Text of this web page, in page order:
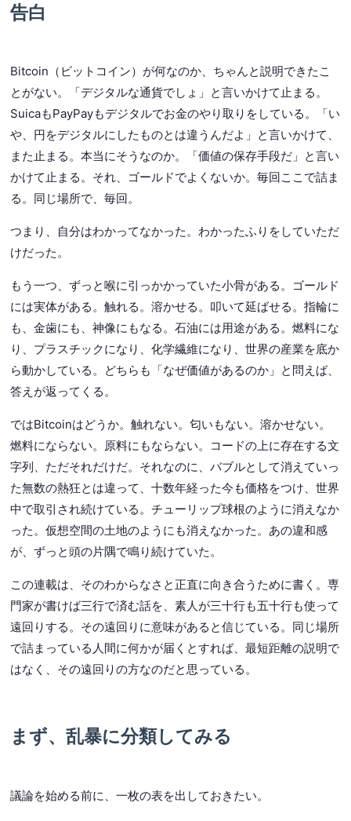
告白
Bitcoin（ビットコイン）が何なのか、ちゃんと説明できたこ
とがない。「デジタルな通貨でしょ」と言いかけて止まる。
SuicaもPayPayもデジタルでお金のやり取りをしている。「い
や、円をデジタルにしたものとは違うんだよ」と言いかけて、
また止まる。本当にそうなのか。「価値の保存手段だ」と言い
かけて止まる。それ、ゴールドでよくないか。毎回ここで詰ま
る。同じ場所で、毎回。
つまり、自分はわかってなかった。わかったふりをしていただ
けだった。
もう一つ、ずっと喉に引っかかっていた小骨がある。ゴールド
には実体がある。触れる。溶かせる。叩いて延ばせる。指輪に
も、金歯にも、神像にもなる。石油には用途がある。燃料にな
り、プラスチックになり、化学繊維になり、世界の産業を底か
ら動かしている。どちらも「なぜ価値があるのか」と問えば、
答えが返ってくる。
ではBitcoinはどうか。触れない。匂いもない。溶かせない。
燃料にならない。原料にもならない。コードの上に存在する文
字列、ただそれだけだ。それなのに、バブルとして消えていっ
た無数の熱狂とは違って、十数年経った今も価格をつけ、世界
中で取引され続けている。チューリップ球根のように消えなか
った。仮想空間の土地のようにも消えなかった。あの違和感
が、ずっと頭の片隅で鳴り続けていた。
この連載は、そのわからなさと正直に向き合うために書く。専
門家が書けば三行で済む話を、素人が三十行も五十行も使って
遠回りする。その遠回りに意味があると信じている。同じ場所
で詰まっている人間に何かが届くとすれば、最短距離の説明で
はなく、その遠回りの方なのだと思っている。
まず、乱暴に分類してみる
議論を始める前に、一枚の表を出しておきたい。